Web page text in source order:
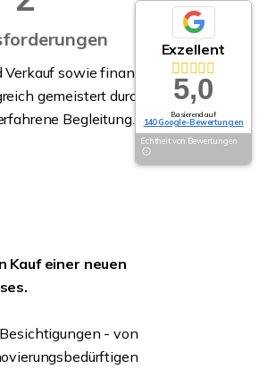
sowie finanzielle
gemeistert durch klare
Begleitung.
Kauf einer neuen
- von
Exzellent
5,0
Basierend auf
140 Google-Bewertungen
Echtheit von Bewertungen